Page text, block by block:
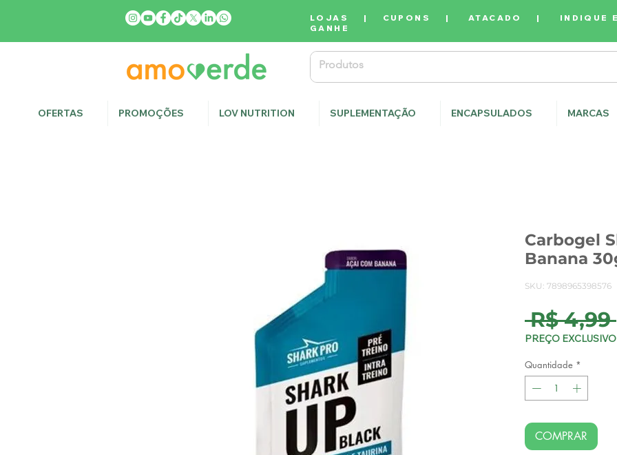
LOJAS | CUPONS |ATACADO | INDIQUE
GANHE
Carbogel
Banana
SKU: 7898965398576
R$ 4,99
PREÇO
Quantidade *
COMPRAR
OFERTAS PROMOÇÕES LOV NUTRITION SUPLEMENTAÇÃO ENCAPSULADOS MARCAS